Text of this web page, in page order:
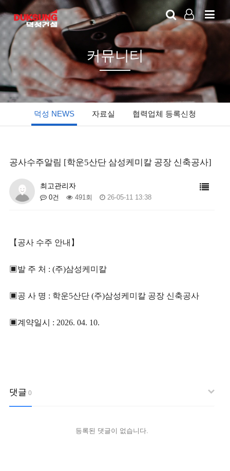
LOG IN
커뮤니티
덕성 NEWS 자료실 협력업체 등록신청
공사수주알림 [학운5산단 삼성케미칼 공장 신축공사]
최고관리자
0건 491회 26-05-11 13:38
【 공사 수주 안내 】
▣발 주 처 : (주)삼성케미칼
▣공 사 명 : 학운5산단 (주)삼성케미칼 공장 신축공사
▣계약일시 : 2026. 04. 10.
댓글 0
등록된 댓글이 없습니다.